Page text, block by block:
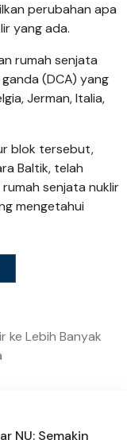
perubahan apa
yang ada.
rumah senjata
(DCA) yang
Jerman, Italia,
blok tersebut,
Baltik, telah
senjata nuklir
mengetahui
ke Lebih Banyak
NU: Semakin